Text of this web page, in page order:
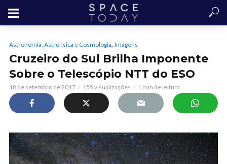
Astronomia, Astrofísica e Cosmologia, Imagens
Cruzeiro do Sul Brilha Imponente
Sobre o Telescópio NTT do ESO
18 de setembro de 2017 155 visualizações 1 min de leitura